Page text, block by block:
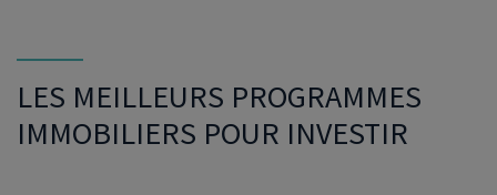
LES MEILLEURS PROGRAMMES
IMMOBILIERS POUR INVESTIR